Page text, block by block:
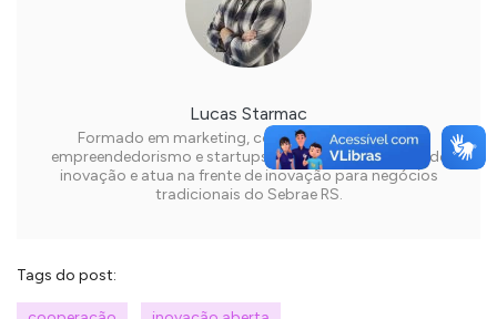
Lucas Starmac
Formado em marketing, com MBA em inovação,
empreendedorismo e startups é analista de projetos de
inovação e atua na frente de inovação para negócios
tradicionais do Sebrae RS.
Tags do post: